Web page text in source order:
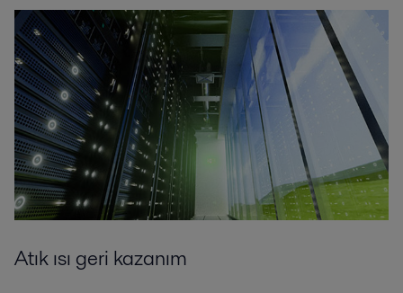
Atık ısı geri kazanım